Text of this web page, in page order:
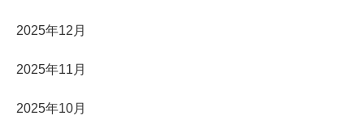
2025年12月
2025年11月
2025年10月